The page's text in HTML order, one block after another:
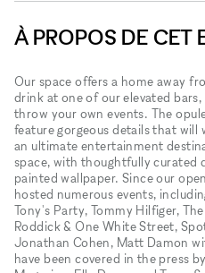
À PROPOS DE CET
Our space offers a home away
drink at one of our elevated
throw your own events. The
feature gorgeous details that will
an ultimate entertainment
space, with thoughtfully curated
painted wallpaper. Since our
hosted numerous events,
Tony's Party, Tommy Hilfiger,
Roddick & One White Street,
Jonathan Cohen, Matt Damon
have been covered in the press